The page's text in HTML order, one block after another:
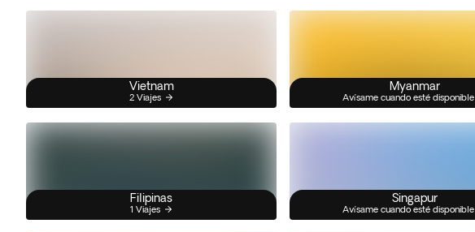
Vietnam
2 Viajes
Myanmar
Avísame cuando esté disponible
Filipinas
1 Viajes
Singapur
Avísame cuando esté disponible